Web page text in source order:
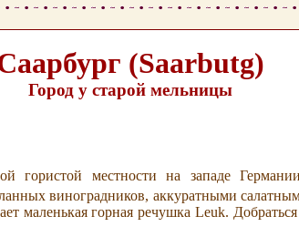
(Saarbutg)
Город у старой мельницы
гористой местности на западе
виноградников, аккуратными
маленькая горная речушка Leuk.